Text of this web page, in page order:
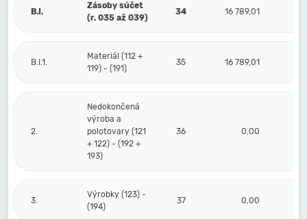
B.I.
Zásoby súčet
(r. 035 až 039)
34 16 789,01
B.I.1.
Materiál (112 +
119) - (191)
35 16 789,01
2.
Nedokončená
výroba a
polotovary (121
+ 122) - (192 +
193)
36 0,00
3.
Výrobky (123) -
(194)
37 0,00